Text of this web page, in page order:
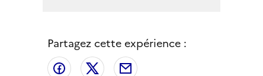
Partagez cette expérience :
Partager sur Facebook
Partager sur X